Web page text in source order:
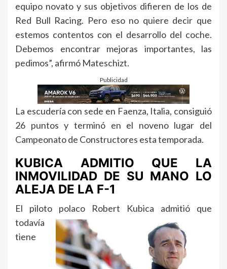
equipo novato y sus objetivos difieren de los de
Red Bull Racing. Pero eso no quiere decir que
estemos contentos con el desarrollo del coche.
Debemos encontrar mejoras importantes, las
pedimos”, afirmó Mateschizt.
Publicidad
La escudería con sede en Faenza, Italia, consiguió
26 puntos y terminó en el noveno lugar del
Campeonato de Constructores esta temporada.
KUBICA ADMITIO QUE LA
INMOVILIDAD DE SU MANO LO
ALEJA DE LA F-1
El piloto polaco Robert Kubica admitió que
todavía
tiene